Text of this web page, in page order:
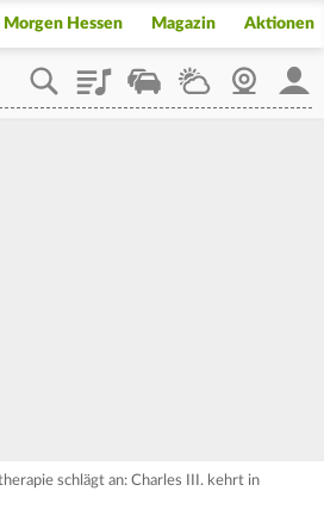
Morgen Hessen Magazin Aktionen
PlaylistStaupilotWetterWebcam
schlägt an: Charles III. kehrt in